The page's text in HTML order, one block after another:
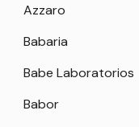
Azzaro
Babaria
Babe Laboratorios
Babor